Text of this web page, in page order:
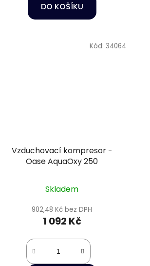
DO KOŠÍKU
Vzduchovací kompresor -
Oase AquaOxy 250
Skladem
902,48 Kč bez DPH
1 092 Kč
Kód: 34064